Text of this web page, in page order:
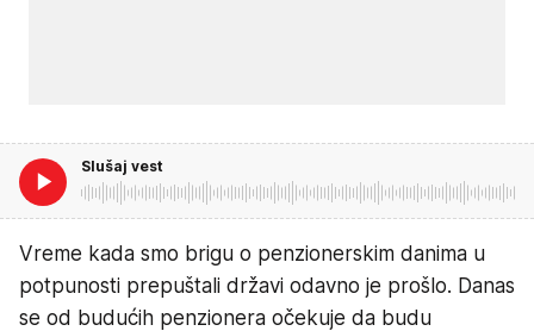
Slušaj vest
Vreme kada smo brigu o penzionerskim danima u
potpunosti prepuštali državi odavno je prošlo. Danas
se od budućih penzionera očekuje da budu